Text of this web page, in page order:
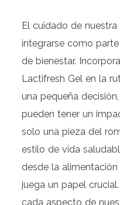
El cuidado de
integrarse como
de bienestar.
Lactifresh Gel en la
una pequeña
pueden tener un
solo una pieza del
estilo de vida
desde la
juega un papel
cada aspecto de